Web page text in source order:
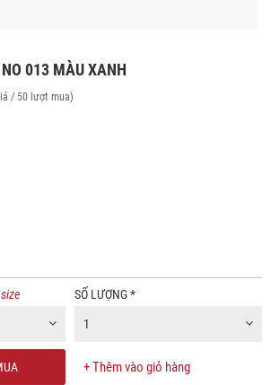
013 MÀU XANH
/ 50 lượt mua)
SỐ LƯỢNG*
1
+ Thêm vào giỏ hàng